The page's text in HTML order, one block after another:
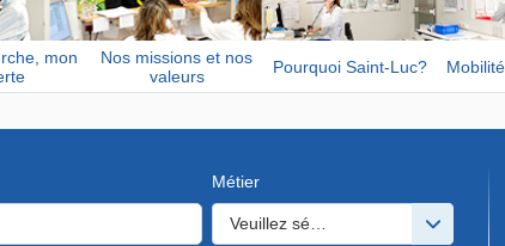
mon
Nos missions et nos
valeurs
Pourquoi Saint-Luc?
Métier
Veuillez sélectionner une ou des